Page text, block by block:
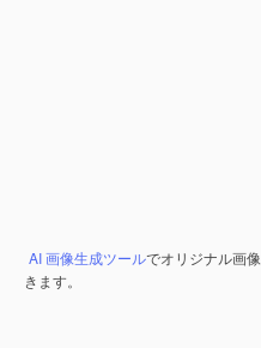
AI 画像生成ツールでオリジナル画像
きます。